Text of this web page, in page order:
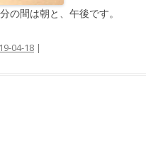
の間は朝と、午後です。
04-18 |